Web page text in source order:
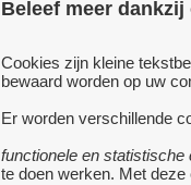
Beleef meer
Cookies zijn kleine
bewaard worden op uw
Er worden verschillende
functionele en statistische
te doen werken. Met